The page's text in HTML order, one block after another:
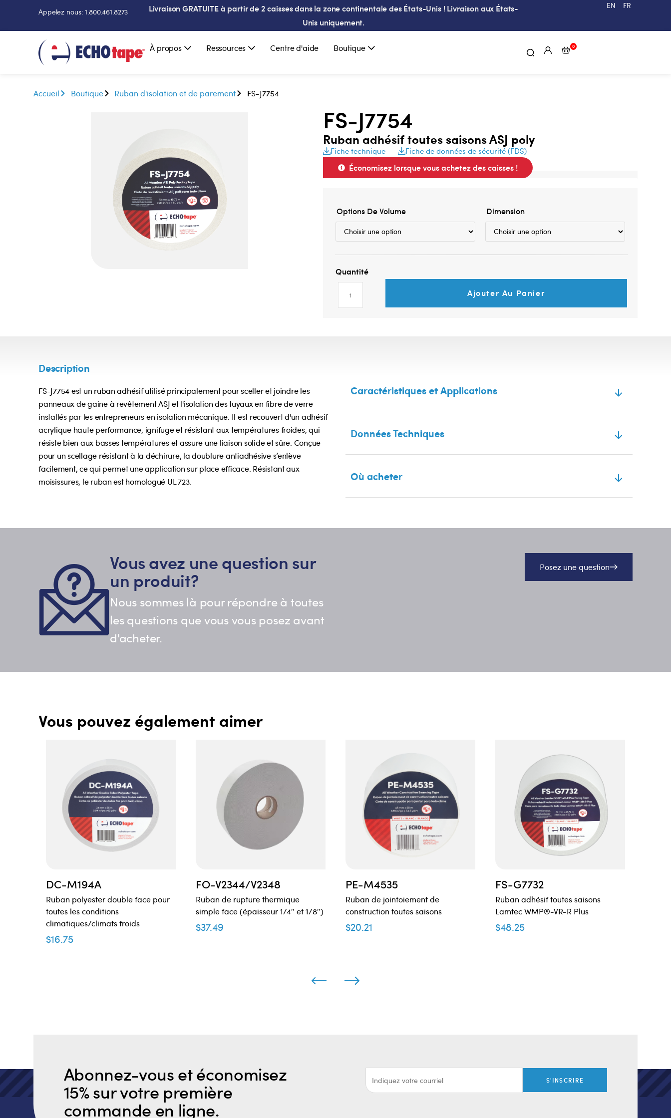
Appelez nous: 1.800.461.8273
Livraison GRATUITE à partir de 2 caisses dans la zone continentale des États-Unis ! Livraison aux États-
Unis uniquement.
EN FR
À propos Ressources Centre d'aide Boutique 0
Accueil Boutique Ruban d'isolation et de parement FS-J7754
FS-J7754
Ruban adhésif toutes saisons ASJ poly
Fiche technique Fiche de données de sécurité (FDS)
Économisez lorsque vous achetez des caisses !
Options De Volume Dimension
Ajouter Au Panier
Description
FS-J7754 est un ruban adhésif utilisé principalement pour sceller et joindre les
panneaux de gaine à revêtement ASJ et l'isolation des tuyaux en fibre de verre
installés par les entrepreneurs en isolation mécanique. Il est recouvert d'un adhésif
acrylique haute performance, ignifuge et résistant aux températures froides, qui
résiste bien aux basses températures et assure une liaison solide et sûre. Conçue
pour un scellage résistant à la déchirure, la doublure antiadhésive s’enlève
facilement, ce qui permet une application sur place efficace. Résistant aux
moisissures, le ruban est homologué UL 723.
Caractéristiques et Applications
Données Techniques
Où acheter
Vous avez une question sur
un produit?
Nous sommes là pour répondre à toutes
les questions que vous vous posez avant
d'acheter.
Posez une question
Vous pouvez également aimer
DC-M194A
Ruban polyester double face pour
toutes les conditions
climatiques/climats froids
$16.75
FO-V2344/V2348
Ruban de rupture thermique
simple face (épaisseur 1/4″ et 1/8″)
$37.49
PE-M4535
Ruban de jointoiement de
construction toutes saisons
$20.21
FS-G7732
Ruban adhésif toutes saisons
Lamtec WMP®-VR-R Plus
$48.25
Abonnez-vous et économisez
15% sur votre première
commande en ligne.
S'INSCRIRE